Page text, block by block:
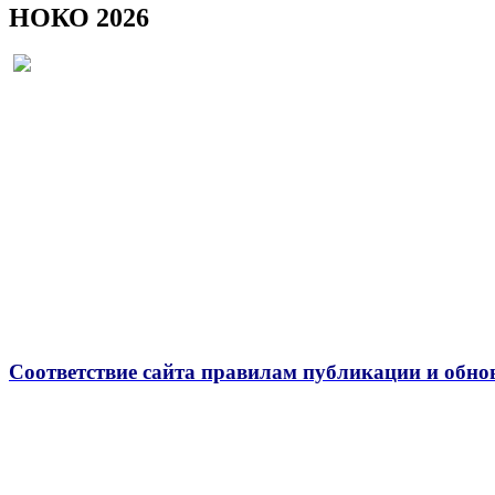
НОКО 2026
Соответствие сайта правилам публикации и